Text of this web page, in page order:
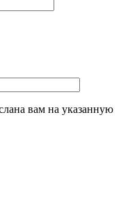
вам на указанную